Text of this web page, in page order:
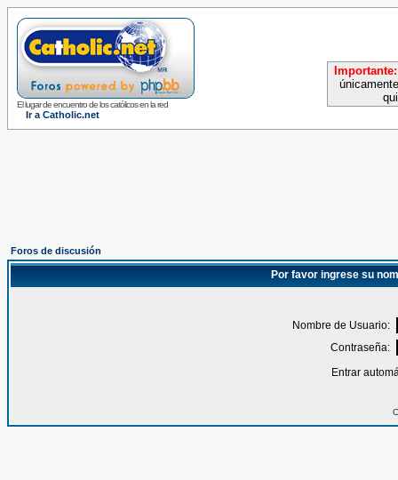
El lugar de encuentro de los católicos en la red
Ir a Catholic.net
Importante:
Foros de discusión
Por favor ingrese su
Nombre de Usuario:
Contraseña:
Entrar